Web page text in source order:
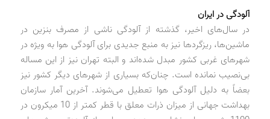
آلودگی در ایران
در سال‌های اخیر، گذشته از آلودگی ناشی از مصرف بنزین در
ماشین‌ها، ریزگردها نیز به منبع جدیدی برای آلودگی هوا به ویژه در
شهرهای غربی کشور مبدل شده‌اند و البته تهران نیز از این مساله
بی‌نصیب نمانده است. چنان‌که بسیاری از شهرهای دیگر کشور نیز
بعضاً به دلیل آلودگی هوا تعطیل می‌شوند. آخرین آمار سازمان
بهداشت جهانی از میزان ذرات معلق با قطر کمتر از 10 میکرون در